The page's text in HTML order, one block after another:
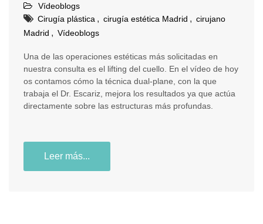
Vídeoblogs
Cirugía plástica , cirugía estética Madrid , cirujano
Madrid , Vídeoblogs
Una de las operaciones estéticas más solicitadas en
nuestra consulta es el lifting del cuello. En el vídeo de hoy
os contamos cómo la técnica dual-plane, con la que
trabaja el Dr. Escariz, mejora los resultados ya que actúa
directamente sobre las estructuras más profundas.
Leer más...